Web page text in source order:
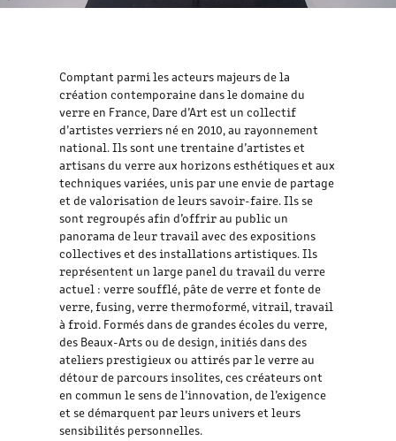
Comptant parmi les acteurs majeurs de la
création contemporaine dans le domaine du
verre en France, Dare d’Art est un collectif
d’artistes verriers né en 2010, au rayonnement
national. Ils sont une trentaine d’artistes et
artisans du verre aux horizons esthétiques et aux
techniques variées, unis par une envie de partage
et de valorisation de leurs savoir-faire. Ils se
sont regroupés afin d’offrir au public un
panorama de leur travail avec des expositions
collectives et des installations artistiques. Ils
représentent un large panel du travail du verre
actuel : verre soufflé, pâte de verre et fonte de
verre, fusing, verre thermoformé, vitrail, travail
à froid. Formés dans de grandes écoles du verre,
des Beaux-Arts ou de design, initiés dans des
ateliers prestigieux ou attirés par le verre au
détour de parcours insolites, ces créateurs ont
en commun le sens de l’innovation, de l’exigence
et se démarquent par leurs univers et leurs
sensibilités personnelles.